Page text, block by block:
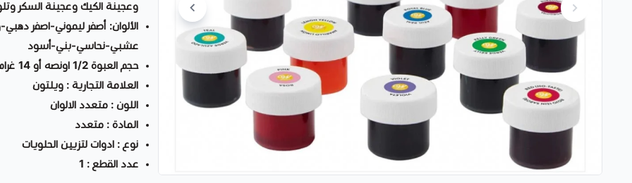
وعجينة الكيك وعجينة السكر
الألوان: أصفر ليموني-اصفر
عشبي-نحاسي-بني-أسود
حجم العبوة 1/2 اونصه أو 14 غرام
العلامة التجارية : ويلتون
اللون : متعدد الالوان
المادة : متعدد
نوع : ادوات لتزيين الحلويات
عدد القطع : 1